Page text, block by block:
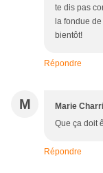
te dis pas
la fondue
bientôt!
Répondre
M Marie
Que ça doit
Répondre